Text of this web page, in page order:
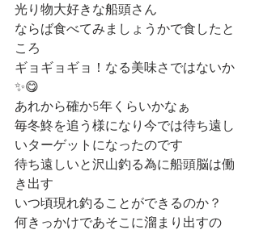
光り物大好きな船頭さん
ならば食べてみましょうかで食したと
ころ
ギョギョギョ！なる美味さではないか
✨😋
あれから確か5年くらいかなぁ
毎冬鮗を追う様になり今では待ち遠し
いターゲットになったのです
待ち遠しいと沢山釣る為に船頭脳は働
き出す
いつ頃現れ釣ることができるのか？
何きっかけであそこに溜まり出すの